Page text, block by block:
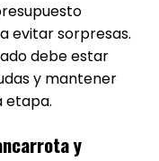
evitar sorpresas.
debe estar
y mantener
etapa.
y